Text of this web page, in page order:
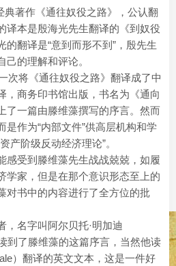
典著作《通往奴役之路》，公认翻
译本是殷海光先生翻译的《到奴役
的翻译是“意到而形不到”，殷先生
的理解和评论。
次将《通往奴役之路》翻译成了中
，商务印书馆出版，书名为《通向
了一篇由滕维藻撰写的序言。然而
作为“内部文件”供高层机构和学
产阶级反动经济理论”。
感受到滕维藻先生战战兢兢，如履
学家，但是在那个意识形态至上的
对书中的内容进行了全方位的批
，名字叫阿尔贝托·明加迪
到了滕维藻的这篇序言，当然他读
）翻译的英文文本，这是一件好